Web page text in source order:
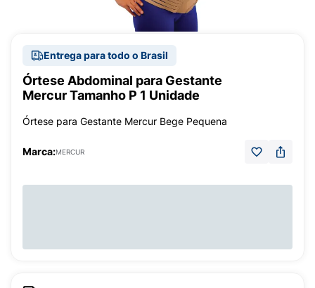
Entrega para todo o Brasil
Órtese Abdominal para Gestante
Mercur Tamanho P 1 Unidade
Órtese para Gestante Mercur Bege Pequena
Marca:MERCUR